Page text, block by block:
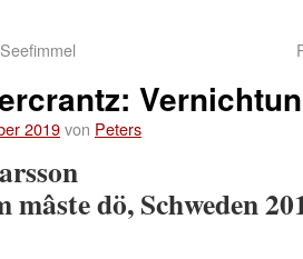
2019von Peters
mâste dö, Schweden